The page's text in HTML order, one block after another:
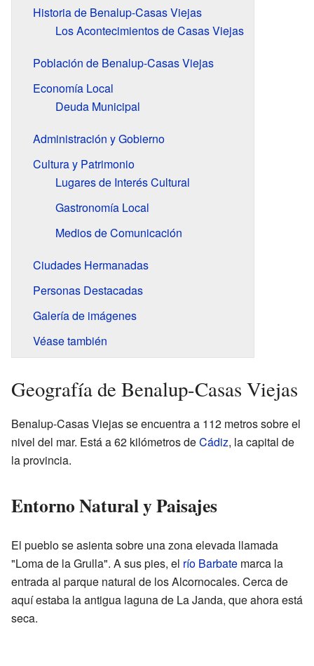
Historia de Benalup-Casas Viejas
Los Acontecimientos de Casas Viejas
Población de Benalup-Casas Viejas
Economía Local
Deuda Municipal
Administración y Gobierno
Cultura y Patrimonio
Lugares de Interés Cultural
Gastronomía Local
Medios de Comunicación
Ciudades Hermanadas
Personas Destacadas
Galería de imágenes
Véase también
Geografía de Benalup-Casas Viejas
Benalup-Casas Viejas se encuentra a 112 metros sobre el
nivel del mar. Está a 62 kilómetros deCádiz, la capital de
la provincia.
Entorno Natural y Paisajes
El pueblo se asienta sobre una zona elevada llamada
"Loma de la Grulla". A sus pies, el río Barbate marca la
entrada al parque natural de los Alcornocales. Cerca de
aquí estaba la antigua laguna de La Janda, que ahora está
seca.